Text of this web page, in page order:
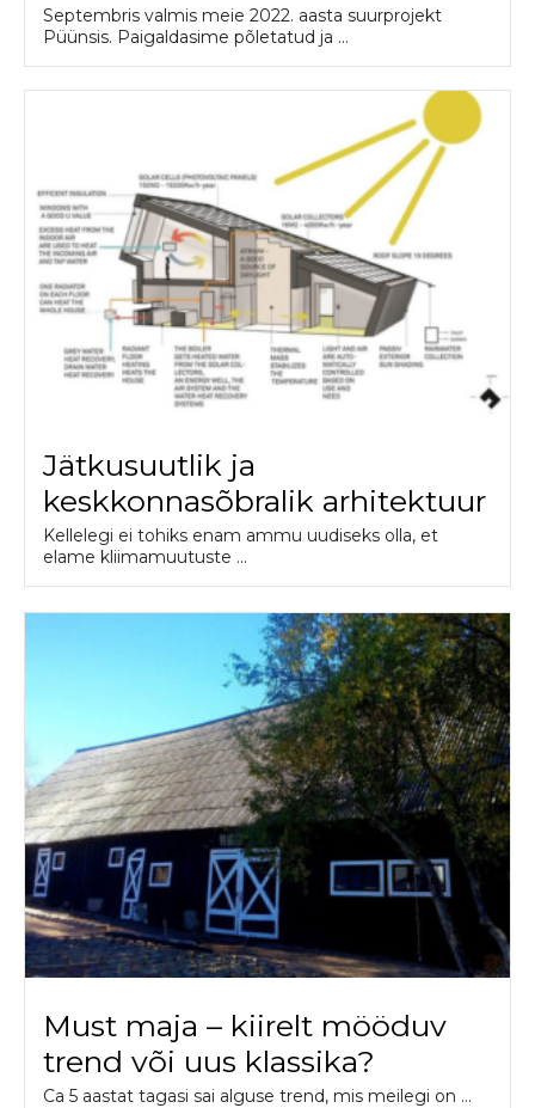
Septembris valmis meie 2022. aasta suurprojekt
Püünsis. Paigaldasime põletatud ja ...
Jätkusuutlik ja
keskkonnasõbralik arhitektuur
Kellelegi ei tohiks enam ammu uudiseks olla, et
elame kliimamuutuste ...
Must maja – kiirelt mööduv
trend või uus klassika?
Ca 5 aastat tagasi sai alguse trend, mis meilegi on ...